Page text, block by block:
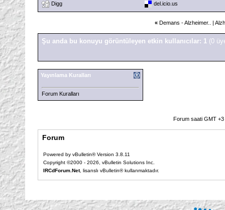
Digg
del.icio.us
« Demans - Alzheimer..
Şu anda bu konuyu görüntüleyen etkin kullanıcılar: 1 (0
Yayınlama Kuralları
Forum Kuralları
Forum saati GMT
Forum
Powered by vBulletin® Version 3.8.11
Copyright ©2000 - 2026, vBulletin Solutions Inc.
IRCdForum.Net, lisanslı vBulletin® kullanmaktadır.